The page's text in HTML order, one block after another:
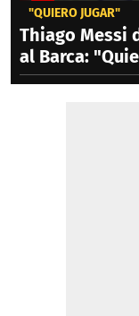
"QUIERO JUGAR"
Thiago Messi
al Barca: